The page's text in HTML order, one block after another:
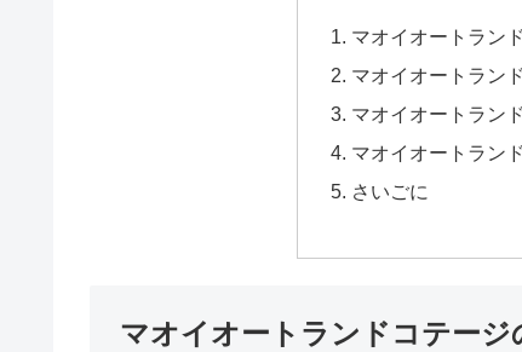
マオイオートラン
マオイオートラン
マオイオートラン
マオイオートラン
さいごに
マオイオートランドコテージ